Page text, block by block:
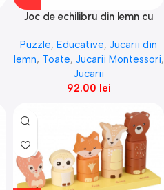
Joc de echilibru din lemn cu
Toys
Puzzle, Educative, Jucarii din
lemn, Toate, Jucarii Montessori,
Jucarii
92.00 lei